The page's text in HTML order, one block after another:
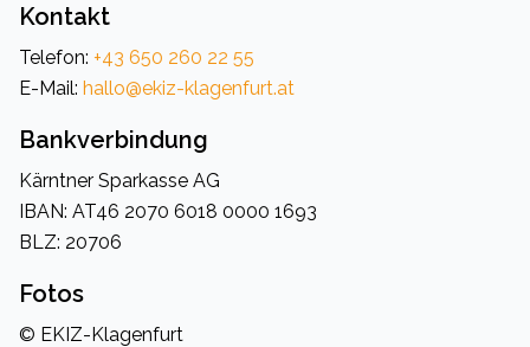
Kontakt
Telefon: +43 650 260 22 55
E-Mail: hallo@ekiz-klagenfurt.at
Bankverbindung
Kärntner Sparkasse AG
IBAN: AT46 2070 6018 0000 1693
BLZ: 20706
Fotos
© EKIZ-Klagenfurt